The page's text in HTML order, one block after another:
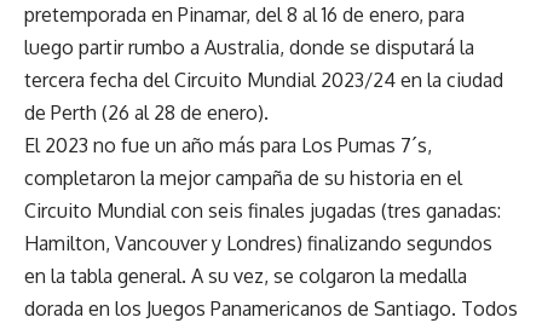
pretemporada en Pinamar, del 8 al 16 de enero, para
luego partir rumbo a Australia, donde se disputará la
tercera fecha del Circuito Mundial 2023/24 en la ciudad
de Perth (26 al 28 de enero).
El 2023 no fue un año más para Los Pumas 7´s,
completaron la mejor campaña de su historia en el
Circuito Mundial con seis finales jugadas (tres ganadas:
Hamilton, Vancouver y Londres) finalizando segundos
en la tabla general. A su vez, se colgaron la medalla
dorada en los Juegos Panamericanos de Santiago. Todos